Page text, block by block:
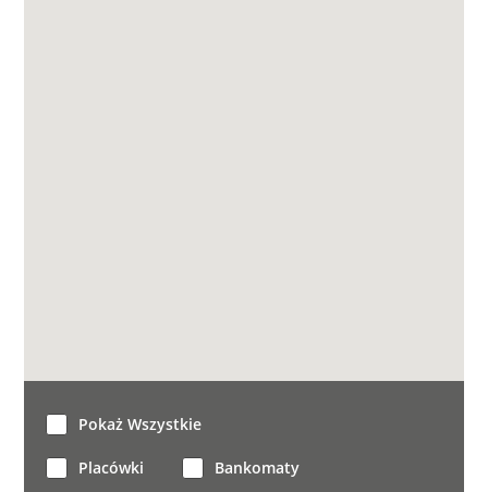
Pokaż Wszystkie
Placówki Bankomaty